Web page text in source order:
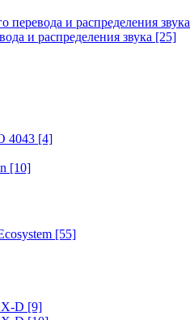
и распределения звука
и распределения звука [25]
4043 [4]
[10]
[55]
D [9]